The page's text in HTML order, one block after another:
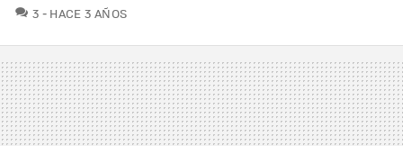
3 COMENTARIOS
HACE 3 AÑOS